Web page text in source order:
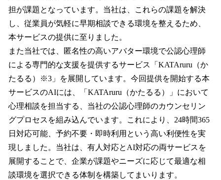
担が課題となっています。当社は、これらの課題を解決
し、従業員が気軽に早期相談できる環境を整えるため、
本サービスの提供に至りました。
また当社では、匿名性の高いアバター環境で公認心理師
による専門的な支援を提供するサービス「KATAruru（か
たるる）※3」を展開しています。今回提供を開始する本
サービスのAIには、「KATAruru（かたるる）」において
心理相談を担当する、当社の公認心理師のカウンセリン
グプロセスを組み込んでいます。これにより、24時間365
日対応可能、予約不要・即時利用という高い利便性を実
現しました。当社は、有人対応とAI対応の両サービスを
展開することで、企業が課題やニーズに応じて最適な相
談環境を選択できる体制を構築してまいります。